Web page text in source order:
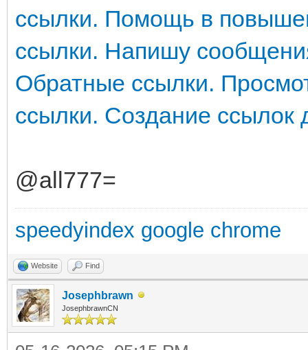
ссылки. Помощь в
ссылки. Напишу
Обратные ссылки.
ссылки. Создание ссылок
@all777=
speedyindex google chrome
Website Find
Josephbrawn
JosephbrawnCN